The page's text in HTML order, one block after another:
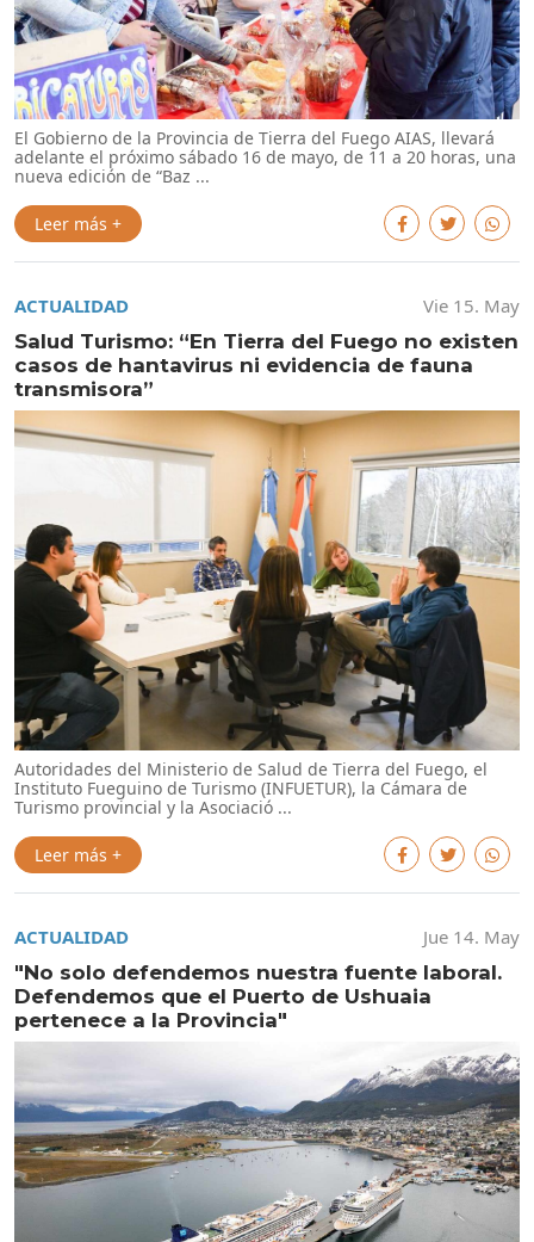
El Gobierno de la Provincia de Tierra del Fuego AIAS, llevará
adelante el próximo sábado 16 de mayo, de 11 a 20 horas, una
nueva edición de “Baz ...
Leer más +
ACTUALIDAD
Vie 15. May
Salud Turismo: “En Tierra del Fuego no existen
casos de hantavirus ni evidencia de fauna
transmisora”
Autoridades del Ministerio de Salud de Tierra del Fuego, el
Instituto Fueguino de Turismo (INFUETUR), la Cámara de
Turismo provincial y la Asociació ...
Leer más +
ACTUALIDAD
Jue 14. May
"No solo defendemos nuestra fuente laboral.
Defendemos que el Puerto de Ushuaia
pertenece a la Provincia"